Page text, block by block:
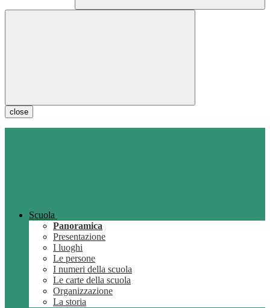
close
Scuola
Panoramica
Presentazione
I luoghi
Le persone
I numeri della scuola
Le carte della scuola
Organizzazione
La storia